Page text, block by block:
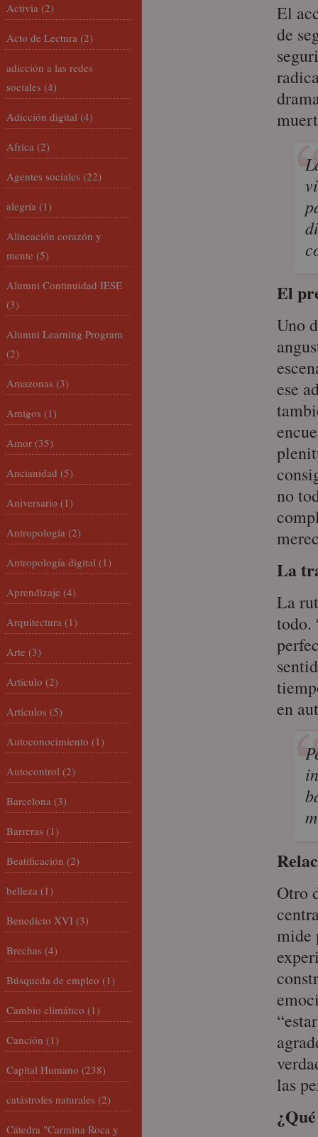
El
de
El
Uno
ese
no
La
La
todo.
en
Otro
mide
las
Activia (2)
Acto de Lectura (2)
adicción a las redes
sociales (4)
Adicción digital (4)
Africa (2)
Agentes sociales (22)
alegría (1)
Alineación corazón y
mente (5)
Alumni Continuidad IESE
(3)
Alumni Learning Program
(2)
Amazonas (3)
Amigos (1)
Amor (35)
Ancianidad (5)
Aniversario (1)
Antropología (2)
Antropología digital (1)
Aprendizaje (4)
Arquitectura (1)
Arte (3)
Artículo (2)
Artículos (5)
Autoconocimiento (1)
Autocontrol (2)
Barcelona (3)
Barreras (1)
Beatificación (2)
belleza (1)
Benedicto XVI (3)
Brechas (4)
Búsqueda de empleo (1)
Cambio climático (1)
Canción (1)
Capital Humano (238)
catástrofes naturales (2)
Cátedra "Carmina Roca y